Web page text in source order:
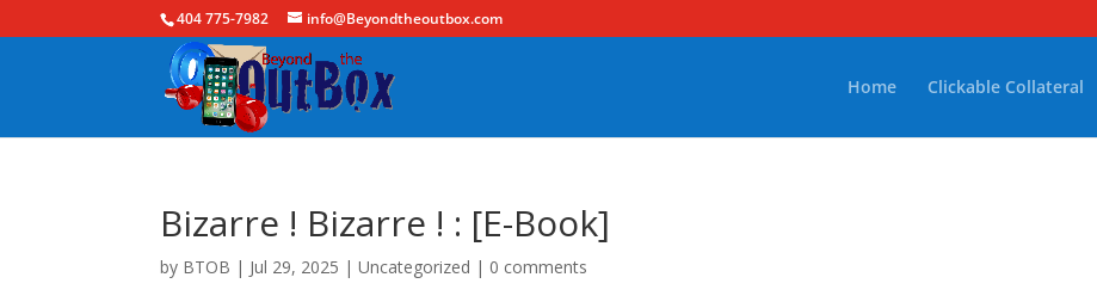
404 775-7982 info@Beyondtheoutbox.com
Home Clickable Collateral
Bizarre ! Bizarre ! : [E-Book]
by BTOB | Jul 29, 2025 |Uncategorized | 0 comments